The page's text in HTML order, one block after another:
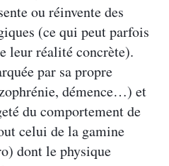
ou réinvente des
(ce qui peut parfois
leur réalité concrète).
par sa propre
démence…) et
du comportement de
celui de la gamine
dont le physique